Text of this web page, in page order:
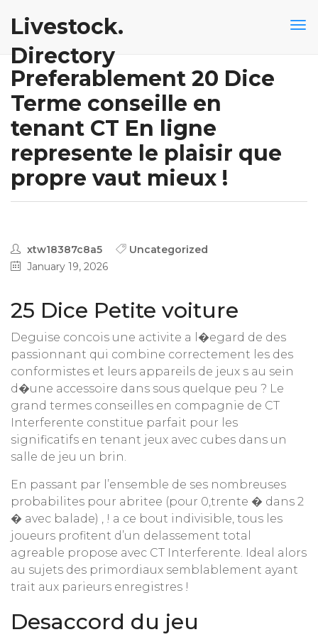
Livestock.
Directory
Preferablement 20 Dice
Terme conseille en
tenant CT En ligne
represente le plaisir que
propre vaut mieux !
xtw18387c8a5
Uncategorized
January 19, 2026
25 Dice Petite voiture
Deguise concois une activite a l�egard de des
passionnant qui combine correctement les des
conformistes et leurs appareils de jeux s au sein
d�une accessoire dans sous quelque peu ? Le
grand termes conseilles en compagnie de CT
Interferente constitue parfait pour les
significatifs en tenant jeux avec cubes dans un
salle de jeu un brin.
En passant par l’ensemble de ses nombreuses
probabilites pour abritee (pour 0,trente � dans 2
� avec balade) , ! a ce bout indivisible, tous les
joueurs profitent d’un delassement total
agreable propose avec CT Interferente. Ideal alors
au sujets des primordiaux semblablement ayant
trait aux parieurs enregistres !
Desaccord du jeu